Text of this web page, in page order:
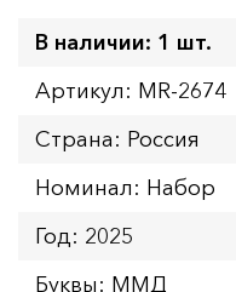
В наличии: 1 шт.
Артикул: MR-2674
Страна: Россия
Номинал: Набор
Год: 2025
Буквы: ММД